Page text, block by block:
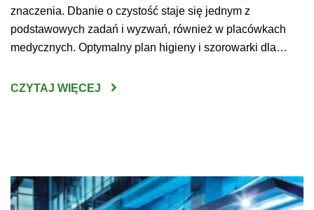
znaczenia. Dbanie o czystość staje się jednym z
podstawowych zadań i wyzwań, również w placówkach
medycznych. Optymalny plan higieny i szorowarki dla
pacjentów, lekarzy oraz prowadzonych na miejscu badań,
CZYTAJ WIĘCEJ